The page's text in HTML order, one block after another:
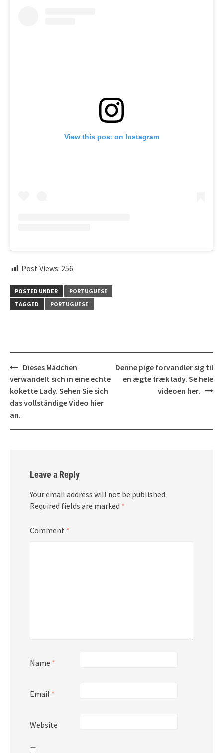
View this post on Instagram
Post Views: 256
POSTED UNDER
PORTUGUESE
TAGGED
PORTUGUESE
Post
navigation
Dieses Mädchen
verwandelt sich in eine echte
kokette Lady. Sehen Sie sich
das vollständige Video hier
an.
Denne pige forvandler sig til
en ægte fræk lady. Se hele
videoen her.
Leave a Reply
Your email address will not be published.
Required fields are marked *
Comment *
Name *
Email *
Website